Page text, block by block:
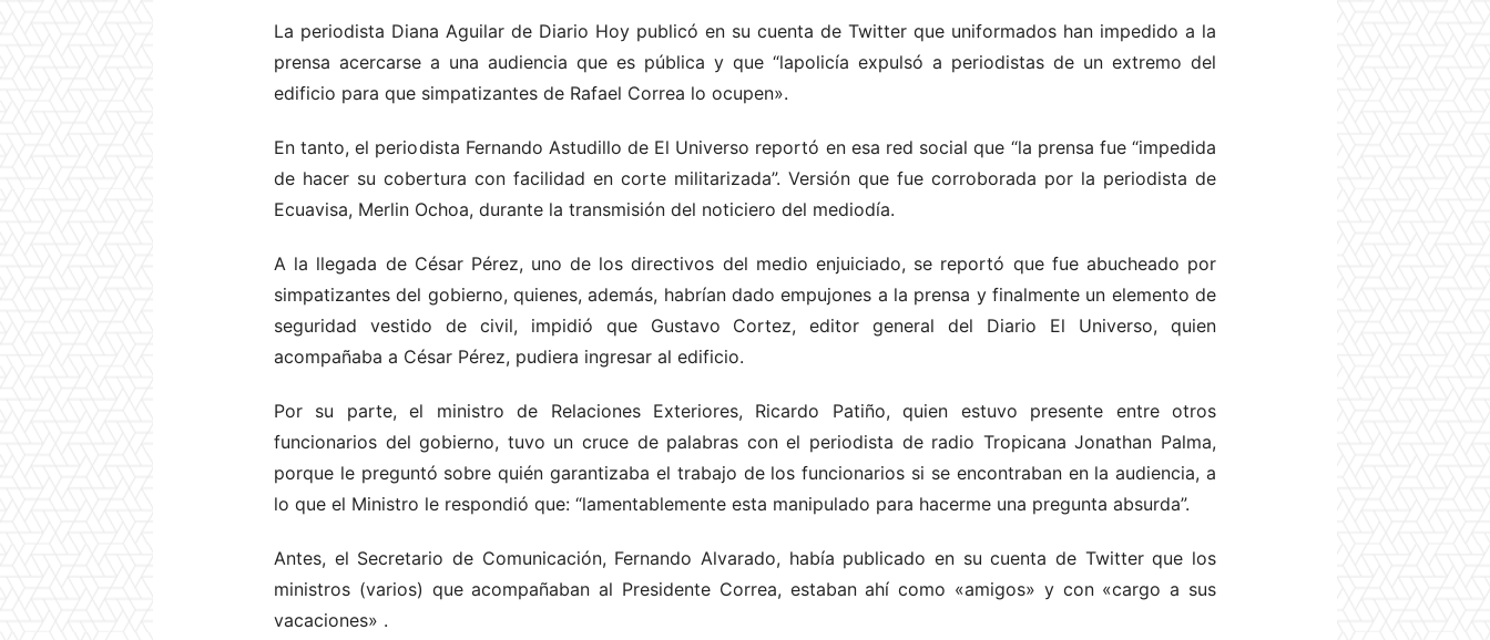
La periodista Diana Aguilar de Diario Hoy publicó en su cuenta de Twitter que uniformados han impedido a la
prensa acercarse a una audiencia que es pública y que “lapolicía expulsó a periodistas de un extremo del
edificio para que simpatizantes de Rafael Correa lo ocupen».
En tanto, el periodista Fernando Astudillo de El Universo reportó en esa red social que “la prensa fue “impedida
de hacer su cobertura con facilidad en corte militarizada”. Versión que fue corroborada por la periodista de
Ecuavisa, Merlin Ochoa, durante la transmisión del noticiero del mediodía.
A la llegada de César Pérez, uno de los directivos del medio enjuiciado, se reportó que fue abucheado por
simpatizantes del gobierno, quienes, además, habrían dado empujones a la prensa y finalmente un elemento de
seguridad vestido de civil, impidió que Gustavo Cortez, editor general del Diario El Universo, quien
acompañaba a César Pérez, pudiera ingresar al edificio.
Por su parte, el ministro de Relaciones Exteriores, Ricardo Patiño, quien estuvo presente entre otros
funcionarios del gobierno, tuvo un cruce de palabras con el periodista de radio Tropicana Jonathan Palma,
porque le preguntó sobre quién garantizaba el trabajo de los funcionarios si se encontraban en la audiencia, a
lo que el Ministro le respondió que: “lamentablemente esta manipulado para hacerme una pregunta absurda”.
Antes, el Secretario de Comunicación, Fernando Alvarado, había publicado en su cuenta de Twitter que los
ministros (varios) que acompañaban al Presidente Correa, estaban ahí como «amigos» y con «cargo a sus
vacaciones» .